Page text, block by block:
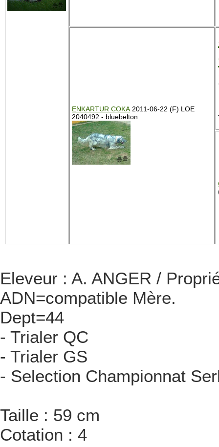
ENKARTUR COKA 2011-06-22 (F) LOE
2040492 - bluebelton
Eleveur : A. ANGER /
ADN=compatible Mère.
Dept=44
- Trialer QC
- Trialer GS
- Selection Championnat
Taille : 59 cm
Cotation : 4